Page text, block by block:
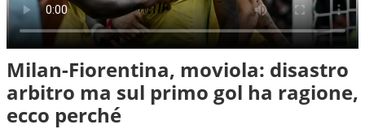
Milan-Fiorentina, moviola: disastro
arbitro ma sul primo gol ha ragione,
ecco perché